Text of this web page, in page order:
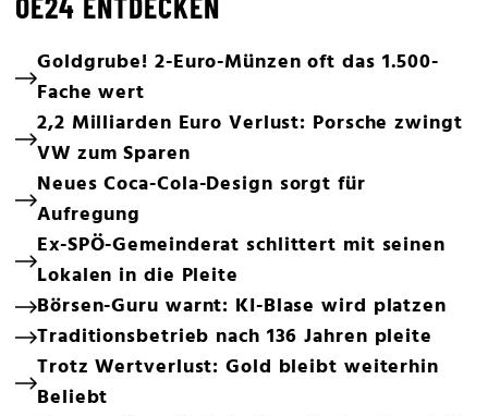
Goldgrube! 2-Euro-Münzen oft das 1.500-
Fache wert
2,2 Milliarden Euro Verlust: Porsche zwingt
VW zum Sparen
Neues Coca-Cola-Design sorgt für
Aufregung
Ex-SPÖ-Gemeinderat schlittert mit seinen
Lokalen in die Pleite
Börsen-Guru warnt: KI-Blase wird platzen
Traditionsbetrieb nach 136 Jahren pleite
Trotz Wertverlust: Gold bleibt weiterhin
Beliebt